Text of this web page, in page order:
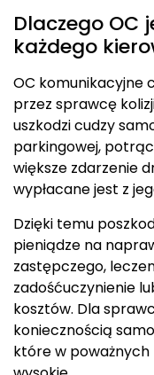
Dlaczego OC
każdego
OC komunikacyjne
przez sprawcę
uszkodzi cudzy
parkingowej,
większe zdarzenie
wypłacane jest z
Dzięki temu
pieniądze na
zastępczego,
zadośćuczynienie
kosztów. Dla
koniecznością
które w